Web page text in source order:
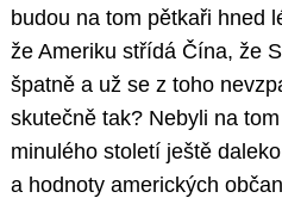
budou na tom pětkaři hned
že Ameriku střídá Čína, že
špatně a už se z toho
skutečně tak? Nebyli na
minulého století ještě
a hodnoty amerických